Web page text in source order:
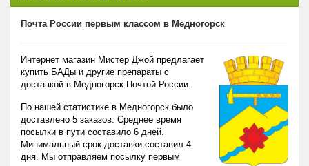
Почта России первым классом в Медногорск
Интернет магазин Мистер Джой предлагает
купить БАДы и другие препараты с
доставкой в Медногорск Почтой России.
По нашей статистике в Медногорск было
доставлено 5 заказов. Среднее время
посылки в пути составило 6 дней.
Минимальный срок доставки составил 4
дня. Мы отправляем посылку первым